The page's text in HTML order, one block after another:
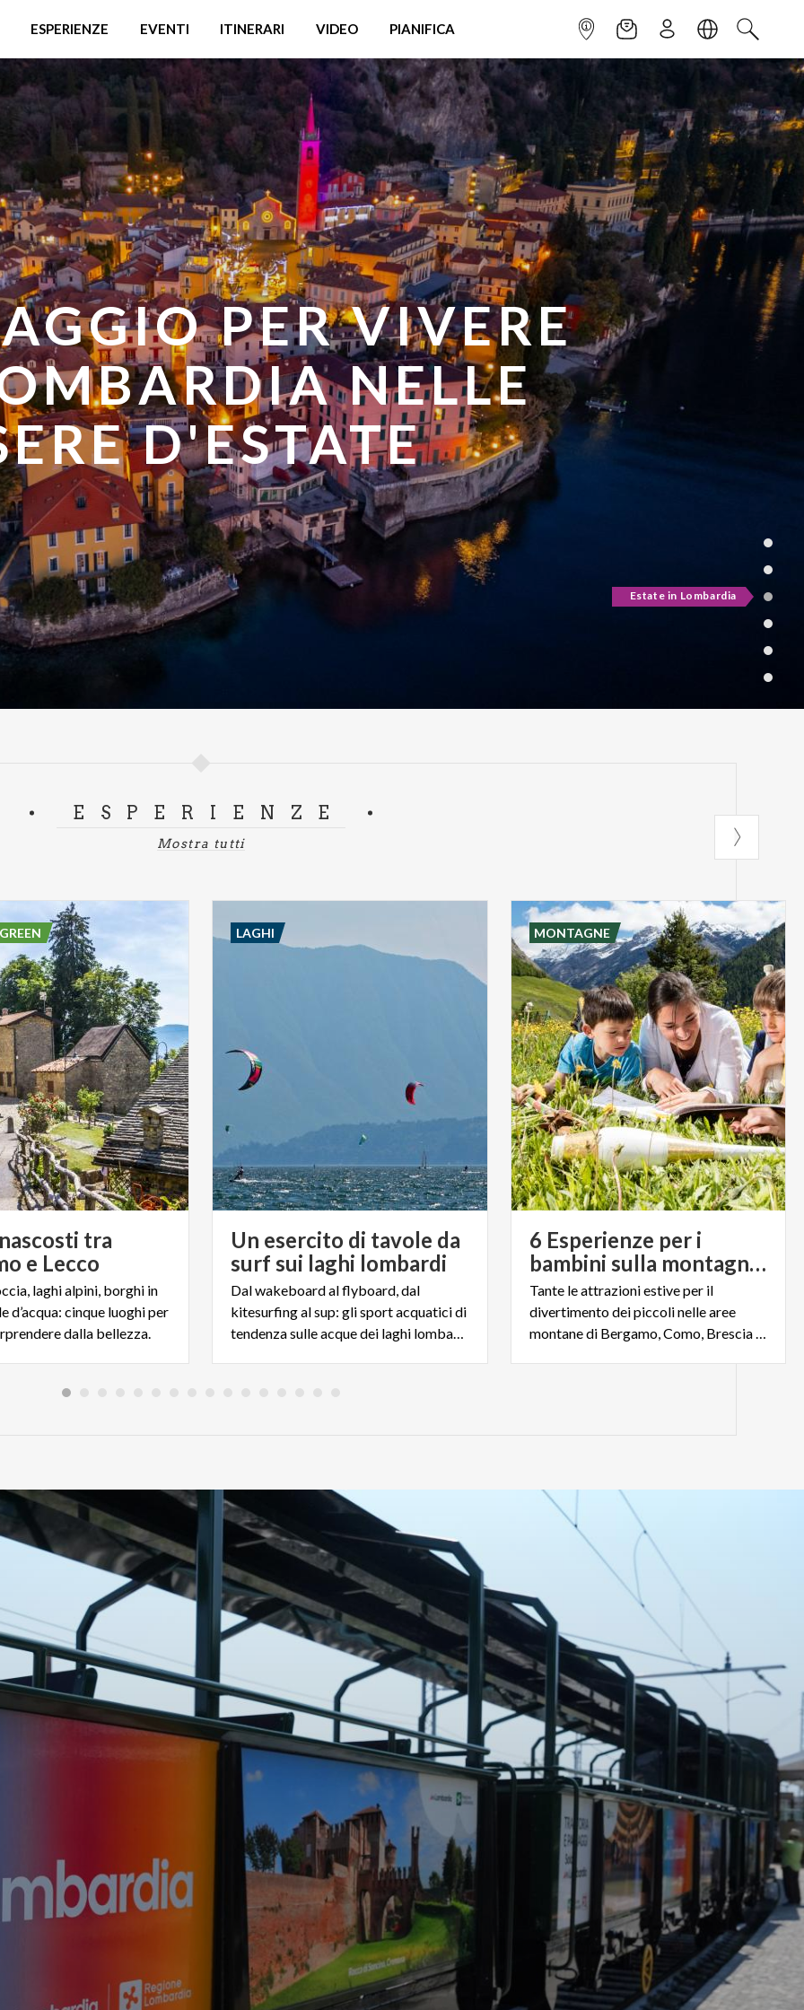
ESPERIENZE EVENTI ITINERARI VIDEO PIANIFICA INFOPOINTNEWSLETTER
ISCRIVITILINGUACERCA
DI FRESCURA IN
DOVE
IN ESTATE
ESPERIENZE
Mostra tutti
tra
e Lecco
laghi alpini, borghi in
d’acqua: cinque luoghi per
dalla bellezza.
Un esercito di tavole da
surf sui laghi lombardi
Dal wakeboard al flyboard, dal
kitesurfing al sup: gli sport acquatici di
tendenza sulle acque dei laghi lombardi
LAGHI
6 Esperienze per i
bambini sulla montagna lombarda
Tante le attrazioni estive per il
divertimento dei piccoli nelle aree
montane di Bergamo, Como, Brescia e Valtellina
MONTAGNE